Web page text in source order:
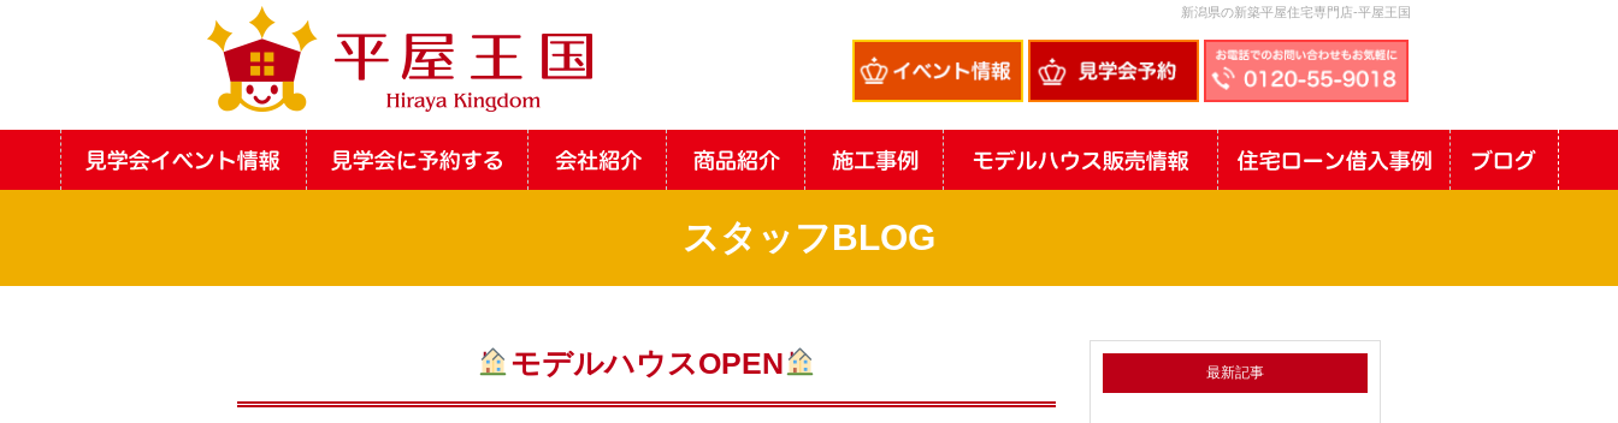
新潟県の新築平屋住宅専門店-平屋王国
スタッフBLOG
モデルハウスOPEN 最新記事